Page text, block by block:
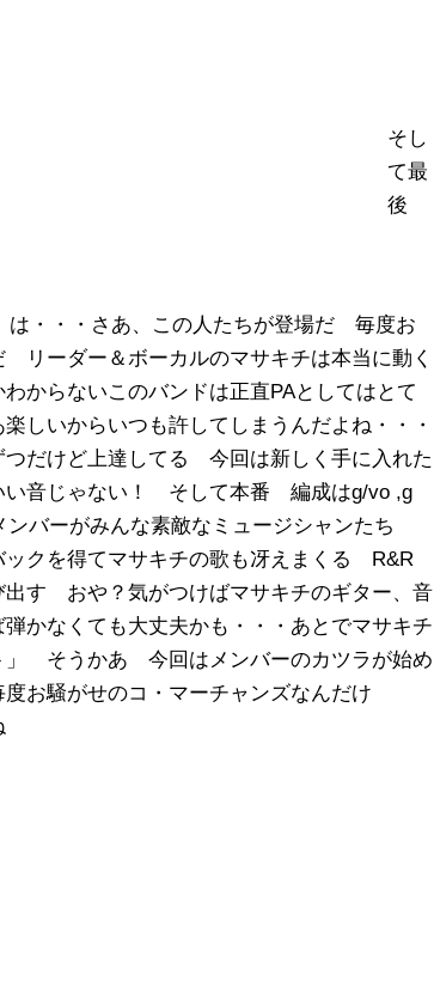
そし
て最
後
は・・・さあ、この人たちが登場だ 毎度お
リーダー＆ボーカルのマサキチは本当に動く
からないこのバンドは正直PAとしてはとて
しいからいつも許してしまうんだよね・・・
だけど上達してる 今回は新しく手に入れた
い音じゃない！ そして本番 編成はg/vo ,g
バーがみんな素敵なミュージシャンたち
クを得てマサキチの歌も冴えまくる R&R
出す おや？気がつけばマサキチのギター、音
かなくても大丈夫かも・・・あとでマサキチ
そうかあ 今回はメンバーのカツラが始め
お騒がせのコ・マーチャンズなんだけ